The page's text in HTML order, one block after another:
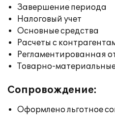
Завершение периода
Налоговый учет
Основные средства
Расчеты с
Регламентированная
Товарно-
Сопровождение:
Оформлено льготное